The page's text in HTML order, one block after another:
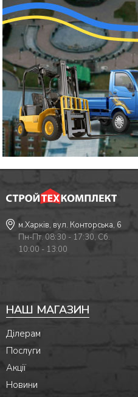
м.Харків, вул. Конторська, 6
Пн-Пт. 08:30 - 17:30, Сб.
10:00 - 13:00
НАШ МАГАЗИН
Ділерам
Послуги
Акції
Новини